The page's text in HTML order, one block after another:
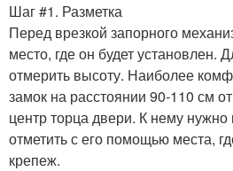
Шаг #1. Разметка
Перед врезкой запорного
место, где он будет установлен.
отмерить высоту. Наиболее
замок на расстоянии 90-110 см
центр торца двери. К нему нужно
отметить с его помощью места,
крепеж.